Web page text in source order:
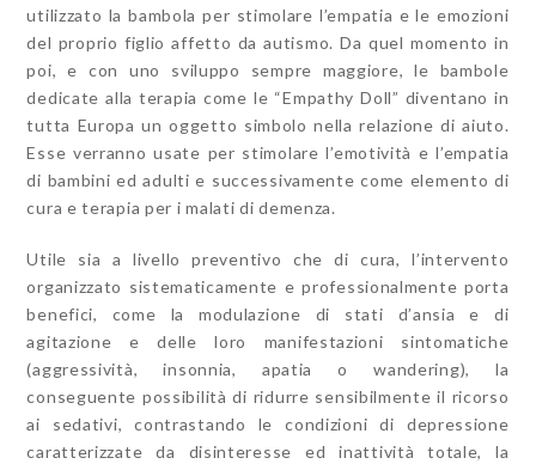
utilizzato la bambola per stimolare l’empatia e le emozioni
del proprio figlio affetto da autismo. Da quel momento in
poi, e con uno sviluppo sempre maggiore, le bambole
dedicate alla terapia come le “Empathy Doll” diventano in
tutta Europa un oggetto simbolo nella relazione di aiuto.
Esse verranno usate per stimolare l’emotività e l’empatia
di bambini ed adulti e successivamente come elemento di
cura e terapia per i malati di demenza.
Utile sia a livello preventivo che di cura, l’intervento
organizzato sistematicamente e professionalmente porta
benefici, come la modulazione di stati d’ansia e di
agitazione e delle loro manifestazioni sintomatiche
(aggressività, insonnia, apatia o wandering), la
conseguente possibilità di ridurre sensibilmente il ricorso
ai sedativi, contrastando le condizioni di depressione
caratterizzate da disinteresse ed inattività totale, la